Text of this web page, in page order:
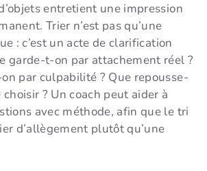
entretient une impression
Trier n’est pas qu’une
: c’est un acte de clarification
garde-t-on par attachement réel ?
par culpabilité ? Que repousse-
? Un coach peut aider à
avec méthode, afin que le tri
d’allègement plutôt qu’une